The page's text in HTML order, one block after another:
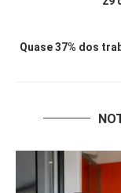
Quase 37% dos